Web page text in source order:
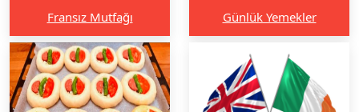
Fransız Mutfağı Günlük Yemekler